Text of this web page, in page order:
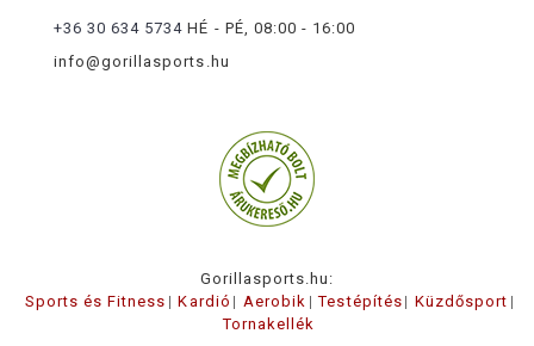
+36 30 634 5734 HÉ - PÉ, 08:00 - 16:00
info@gorillasports.hu
Gorillasports.hu:
Sports és Fitness
Kardió Aerobik Testépítés
Küzdősport
Tornakellék